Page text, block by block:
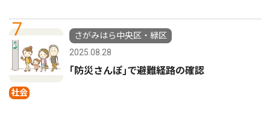
7
社会
さがみはら中央区・緑区
2025.08.28
｢防災さんぽ｣で避難経路の確認